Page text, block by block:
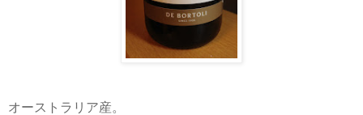
オーストラリア産。